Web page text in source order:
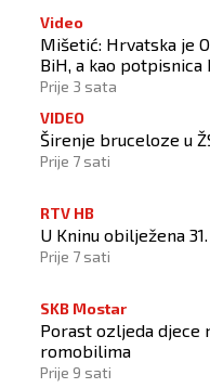
Video
Mišetić: Hrvatska je
BiH, a kao potpisnica
puno pravo štititi
Prije 3 sata
VIDEO
Širenje bruceloze u
Prije 7 sati
RTV HB
U Kninu obilježena
Prije 7 sati
SKB Mostar
Porast ozljeda djece
romobilima
Prije 9 sati